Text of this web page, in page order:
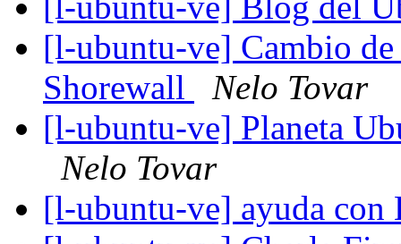
[l-ubuntu-ve] Cambio
Shorewall
Nelo Tovar
[l-ubuntu-ve] Planeta
Nelo Tovar
[l-ubuntu-ve] ayuda